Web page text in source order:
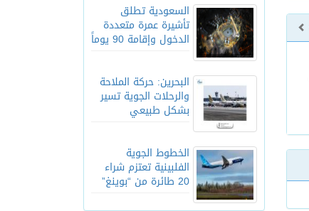
السعودية تطلق
تأشيرة عمرة متعددة
الدخول وإقامة 90 يوماً
البحرين: حركة الملاحة
والرحلات الجوية تسير
بشكل طبيعي
الخطوط الجوية
الفلبينية تعتزم شراء
20 طائرة من “بوينغ”